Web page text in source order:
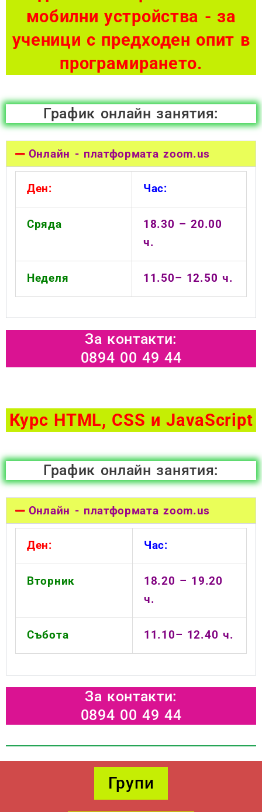
мобилни устройства - за
ученици с предходен опит в
програмирането.
График онлайн занятия:
Онлайн - платформата zoom.us
Ден: Час:
Сряда
18.30 – 20.00
ч.
Неделя 11.50– 12.50 ч.
За контакти:
0894 00 49 44
Курс HTML, CSS и JavaScript
График онлайн занятия:
Онлайн - платформата zoom.us
Ден: Час:
Вторник
18.20 – 19.20
ч.
Събота 11.10– 12.40 ч.
За контакти:
0894 00 49 44
Групи